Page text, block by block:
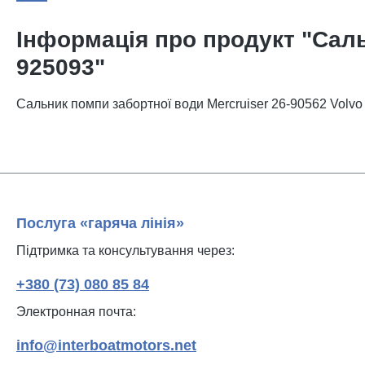
Інформація про продукт
925093"
Сальник помпи забортної води Mercruiser 26-90562
Послуга «гаряча лінія»
Підтримка та консультування через:
+380 (73) 080 85 84
Электронная почта:
info@interboatmotors.net